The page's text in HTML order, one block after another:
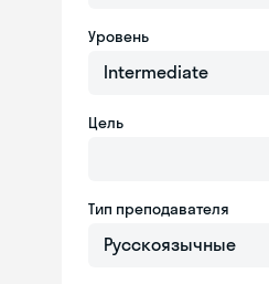
Уровень
Intermediate
Цель
Тип преподавателя
Русскоязычные